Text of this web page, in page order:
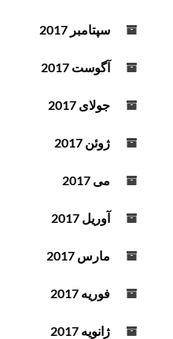
سپتامبر 2017
آگوست 2017
جولای 2017
ژوئن 2017
می 2017
آوریل 2017
مارس 2017
فوریه 2017
ژانویه 2017